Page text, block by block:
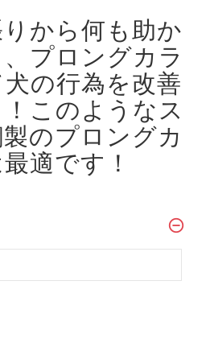
から何も助か
プロングカラ
の行為を改善
このようなス
のプロングカ
適です！